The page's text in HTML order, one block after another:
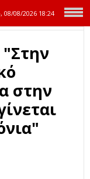
08/08/2026 18:24
στην